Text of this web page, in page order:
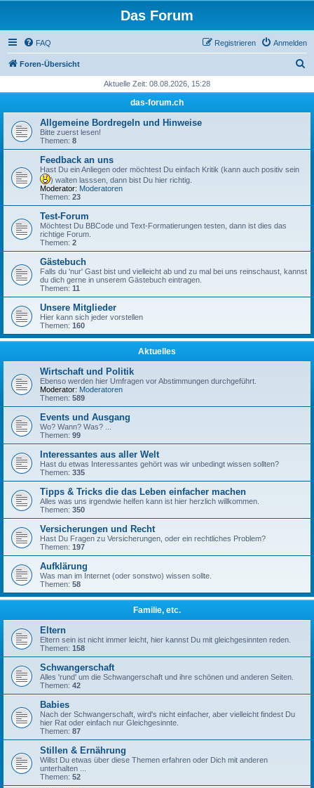
Das Forum
FAQ Anmelden
Registrieren
Foren-Übersicht
h
Aktuelle Zeit: 08.08.2026, 15:28
das-forum.ch
Allgemeine Bordregeln und Hinweise
Bitte zuerst lesen!
Themen: 8
Feedback an uns
Hast Du ein Anliegen oder möchtest Du einfach Kritik (kann auch positiv sein
) walten lasssen, dann bist Du hier richtig.
Moderator: Moderatoren
Themen: 23
Test-Forum
Möchtest Du BBCode und Text-Formatierungen testen, dann ist dies das
richtige Forum.
Themen: 2
Gästebuch
Falls du 'nur' Gast bist und vielleicht ab und zu mal bei uns reinschaust, kannst
du dich gerne in unserem Gästebuch eintragen.
Themen: 11
Unsere Mitglieder
Hier kann sich jeder vorstellen
Themen: 160
Aktuelles
Wirtschaft und Politik
Ebenso werden hier Umfragen vor Abstimmungen durchgeführt.
Moderator: Moderatoren
Themen: 589
Events und Ausgang
Wo? Wann? Was? ...
Themen: 99
Interessantes aus aller Welt
Hast du etwas Interessantes gehört was wir unbedingt wissen sollten?
Themen: 335
Tipps & Tricks die das Leben einfacher machen
Alles was uns irgendwie helfen kann ist hier herzlich willkommen.
Themen: 350
Versicherungen und Recht
Hast Du Fragen zu Versicherungen, oder ein rechtliches Problem?
Themen: 197
Aufklärung
Was man im Internet (oder sonstwo) wissen sollte.
Themen: 58
Familie, etc.
Eltern
Eltern sein ist nicht immer leicht, hier kannst Du mit gleichgesinnten reden.
Themen: 158
Schwangerschaft
Alles 'rund' um die Schwangerschaft und ihre schönen und anderen Seiten.
Themen: 42
Babies
Nach der Schwangerschaft, wird's nicht einfacher, aber vielleicht findest Du
hier Rat oder einfach nur Gleichgesinnte.
Themen: 87
Stillen & Ernährung
Willst Du etwas über diese Themen erfahren oder Dich mit anderen
unterhalten ...
Themen: 52